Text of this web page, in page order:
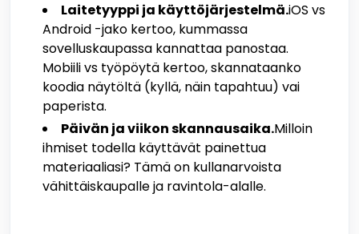
Laitetyyppi ja käyttöjärjestelmä.iOS vs
Android -jako kertoo, kummassa
sovelluskaupassa kannattaa panostaa.
Mobiili vs työpöytä kertoo, skannataanko
koodia näytöltä (kyllä, näin tapahtuu) vai
paperista.
Päivän ja viikon skannausaika.Milloin
ihmiset todella käyttävät painettua
materiaaliasi? Tämä on kullanarvoista
vähittäiskaupalle ja ravintola-alalle.